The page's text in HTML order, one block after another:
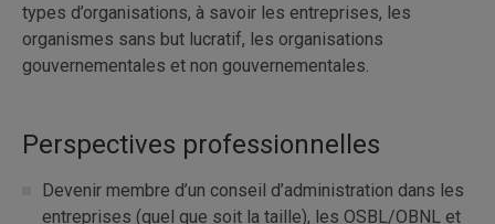
types d’organisations, à savoir les entreprises, les
organismes sans but lucratif, les organisations
gouvernementales et non gouvernementales.
Perspectives professionnelles
Devenir membre d’un conseil d’administration dans les
entreprises (quel que soit la taille), les OSBL/OBNL et